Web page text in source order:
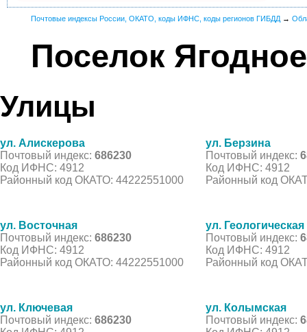
Почтовые индексы России, ОКАТО, коды ИФНС, коды регионов ГИБДД →
Поселок Ягодное
Улицы
ул. Алискерова
Почтовый индекс: 686230
Код ИФНС: 4912
Районный код ОКАТО: 44222551000
ул. Берзина
Почтовый индекс:
Код ИФНС: 4912
Районный код
ул. Восточная
Почтовый индекс: 686230
Код ИФНС: 4912
Районный код ОКАТО: 44222551000
ул. Геологическая
Почтовый индекс:
Код ИФНС: 4912
Районный код
ул. Ключевая
Почтовый индекс: 686230
ул. Колымская
Почтовый индекс: